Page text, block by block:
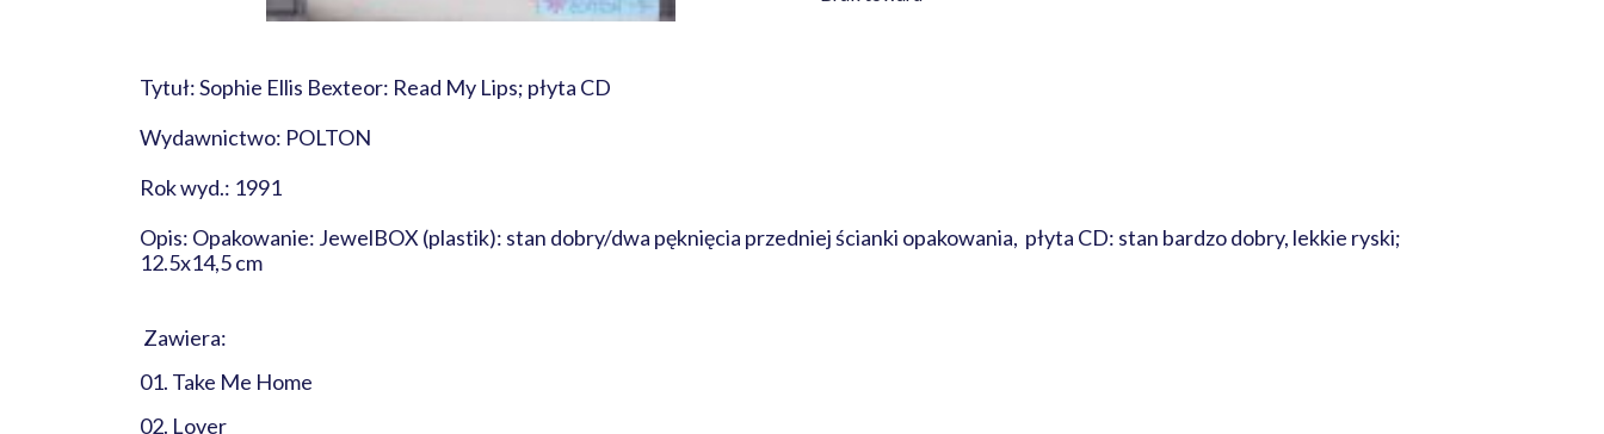
Tytuł: Sophie Ellis Bexteor: Read My Lips; płyta CD
Wydawnictwo: POLTON
Rok wyd.: 1991
Opis: Opakowanie: JewelBOX (plastik): stan dobry/dwa pęknięcia przedniej ścianki opakowania, płyta CD: stan bardzo dobry, lekkie ryski;
12.5x14,5 cm
Zawiera:
01. Take Me Home
02. Lover